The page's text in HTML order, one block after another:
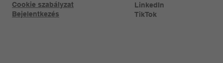
Cookie szabályzat
Bejelentkezés
LinkedIn
TikTok